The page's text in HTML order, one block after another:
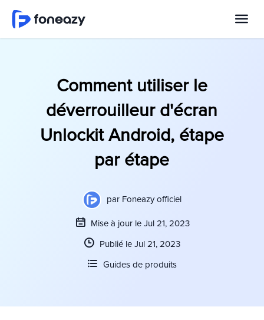
Comment utiliser le
déverrouilleur d'écran
Unlockit Android, étape
par étape
par Foneazy officiel
Mise à jour le Jul 21, 2023
Publié le Jul 21, 2023
Guides de produits